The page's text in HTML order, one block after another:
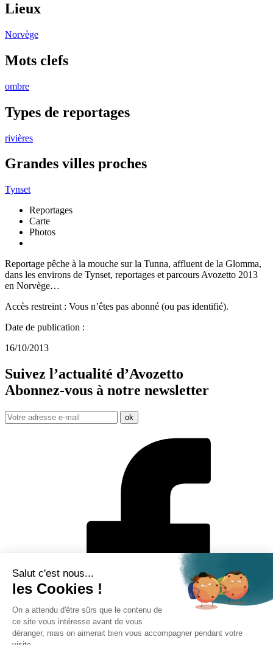
Lieux
Norvège
Mots clefs
ombre
Types de reportages
rivières
Grandes villes proches
Tynset
Reportages
Carte
Photos
Reportage pêche à la mouche sur la Tunna, affluent de la Glomma,
dans les environs de Tynset, reportages et parcours Avozetto 2013
en Norvège…
Accès restreint : Vous n’êtes pas abonné (ou pas identifié).
Date de publication :
16/10/2013
Suivez l’actualité d’Avozetto
Abonnez-vous à notre newsletter